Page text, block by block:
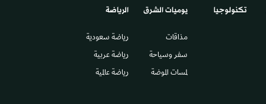
تكنولوجيا يوميات الشرق​
مذاقات
سفر وسياحة
لمسات الموضة
الرياضة
رياضة سعودية
رياضة عربية
رياضة عالمية